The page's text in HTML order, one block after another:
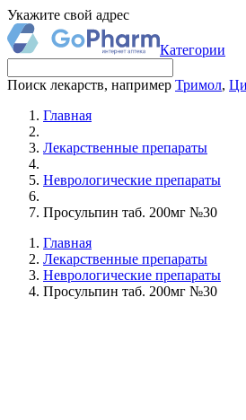
Укажите свой адрес
Категории
Поиск лекарств, например Тримол,
Главная
Лекарственные препараты
Неврологические препараты
Просульпин таб. 200мг №30
Главная
Лекарственные препараты
Неврологические препараты
Просульпин таб. 200мг №30